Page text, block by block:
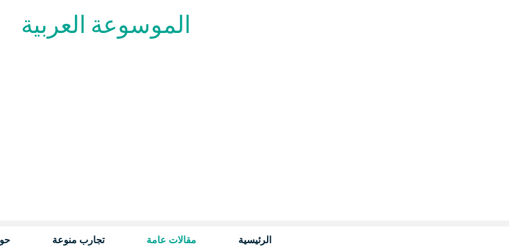
الموسوعة العربية
الرئيسية مقالات عامة تجارب منوعة